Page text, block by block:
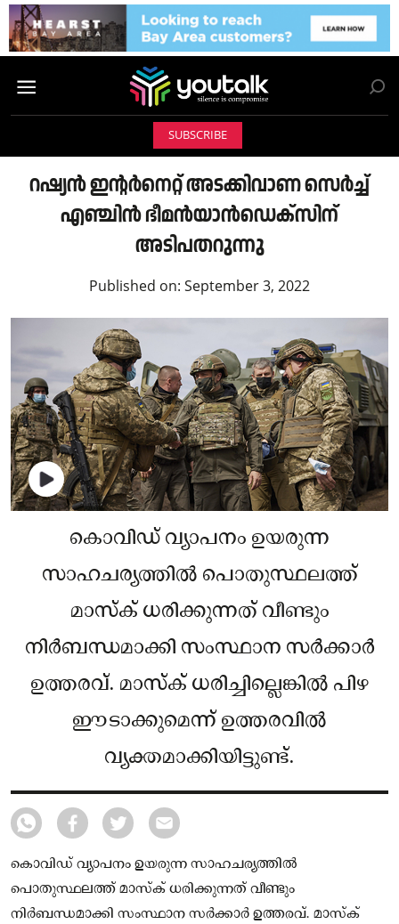
SUBSCRIBE
റഷ്യന്‍ ഇന്റര്‍നെറ്റ് അടക്കിവാണ സെര്‍ച്ച്
എഞ്ചിന്‍ ഭീമന്‍യാന്‍ഡെക്‌സിന്
അടിപതറുന്നു
Published on: September 3, 2022
കൊവിഡ് വ്യാപനം ഉയരുന്ന
സാഹചര്യത്തില്‍ പൊതുസ്ഥലത്ത്
മാസ്‌ക് ധരിക്കുന്നത് വീണ്ടും
നിര്‍ബന്ധമാക്കി സംസ്ഥാന സര്‍ക്കാര്‍
ഉത്തരവ്. മാസ്‌ക് ധരിച്ചില്ലെങ്കില്‍ പിഴ
ഈടാക്കുമെന്ന് ഉത്തരവില്‍
വ്യക്തമാക്കിയിട്ടുണ്ട്.
കൊവിഡ് വ്യാപനം ഉയരുന്ന സാഹചര്യത്തില്‍
പൊതുസ്ഥലത്ത് മാസ്‌ക് ധരിക്കുന്നത് വീണ്ടും
നിര്‍ബന്ധമാക്കി സംസ്ഥാന സര്‍ക്കാര്‍ ഉത്തരവ്. മാസ്‌ക്